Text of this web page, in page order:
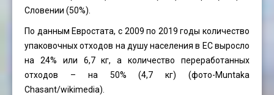
Словении (50%).
По данным Евростата, с 2009 по 2019 годы количество
упаковочных отходов на душу населения в ЕС выросло
на 24% или 6,7 кг, а количество переработанных
отходов – на 50% (4,7 кг) (фото-Muntaka
Chasant/wikimedia).